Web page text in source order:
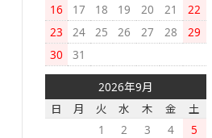
16
17 18 19 20 21
22
23
24 25 26 27 28
29
30
31
2026年9月
日
月 火 水 木 金
土
1
2 3 4
5